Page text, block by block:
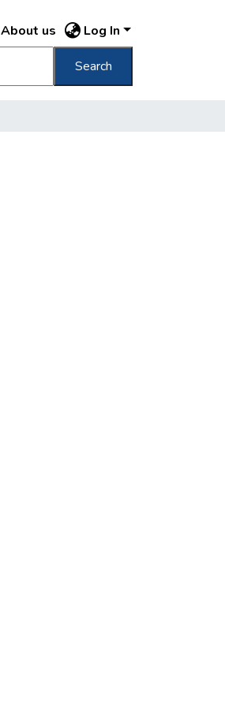
About us Log In
Search